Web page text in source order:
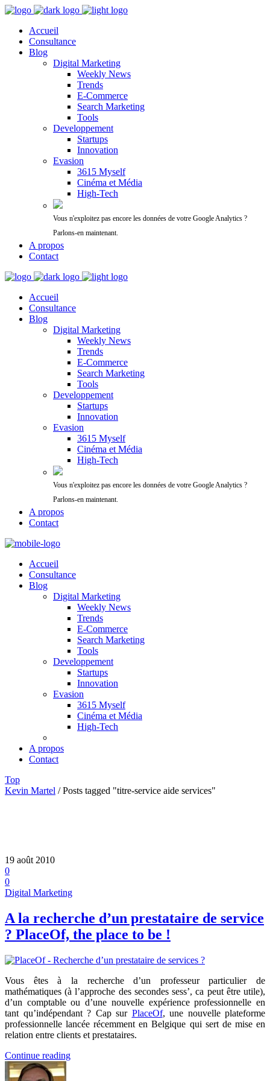
Accueil
Consultance
Blog
Digital Marketing
Weekly News
Trends
E-Commerce
Search Marketing
Tools
Developpement
Startups
Innovation
Evasion
3615 Myself
Cinéma et Média
High-Tech
Vous n'exploitez pas encore les données de votre Google Analytics ?
Parlons-en maintenant.
A propos
Contact
Accueil
Consultance
Blog
Digital Marketing
Weekly News
Trends
E-Commerce
Search Marketing
Tools
Developpement
Startups
Innovation
Evasion
3615 Myself
Cinéma et Média
High-Tech
Vous n'exploitez pas encore les données de votre Google Analytics ?
Parlons-en maintenant.
A propos
Contact
Accueil
Consultance
Blog
Digital Marketing
Weekly News
Trends
E-Commerce
Search Marketing
Tools
Developpement
Startups
Innovation
Evasion
3615 Myself
Cinéma et Média
High-Tech
A propos
Contact
Top
Kevin Martel /Posts tagged "titre-service aide services"
19 août 2010
0
0
Digital Marketing
A la recherche d’un prestataire de service
? PlaceOf, the place to be !
Vous êtes à la recherche d’un professeur particulier de
mathématiques (à l’approche des secondes sess’, ca peut être utile),
d’un comptable ou d’une nouvelle expérience professionnelle en
tant qu’indépendant ? Cap sur PlaceOf, une nouvelle plateforme
professionnelle lancée récemment en Belgique qui sert de mise en
relation entre clients et prestataires.
Continue reading